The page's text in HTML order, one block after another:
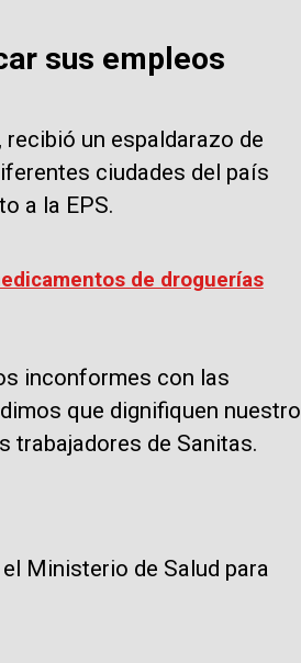
sus empleos
un espaldarazo de
ciudades del país
a la EPS.
de droguerías
inconformes con las
que dignifiquen nuestro
trabajadores de Sanitas.
Ministerio de Salud para